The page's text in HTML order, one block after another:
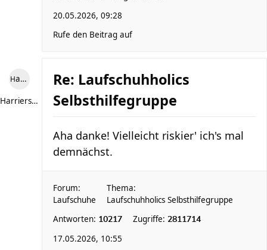
20.05.2026, 09:28
Rufe den Beitrag auf
Harriersand reloaded
Harriersand reloaded
Re: Laufschuhholics
Selbsthilfegruppe
Aha danke! Vielleicht riskier' ich's mal
demnächst.
Forum:
Laufschuhe
Thema:
Laufschuhholics Selbsthilfegruppe
Antworten: 10217 Zugriffe: 2811714
17.05.2026, 10:55